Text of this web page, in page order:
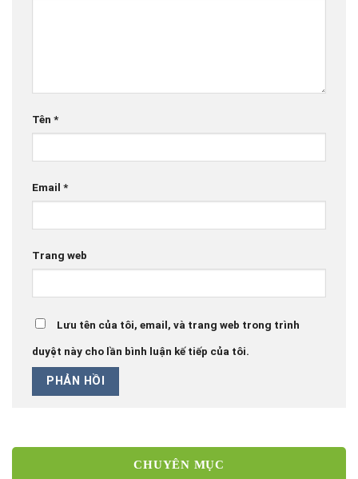
Tên *
Email *
Trang web
Lưu tên của tôi, email, và trang web trong trình
duyệt này cho lần bình luận kế tiếp của tôi.
CHUYÊN MỤC